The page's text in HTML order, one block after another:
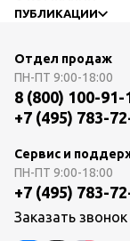
ПУБЛИКАЦИИ
Отдел продаж
ПН-ПТ 9:00-18:00
8 (800) 100-91-
+7 (495) 783-
Сервис и
ПН-ПТ 9:00-18:00
+7 (495) 783-
Заказать звонок